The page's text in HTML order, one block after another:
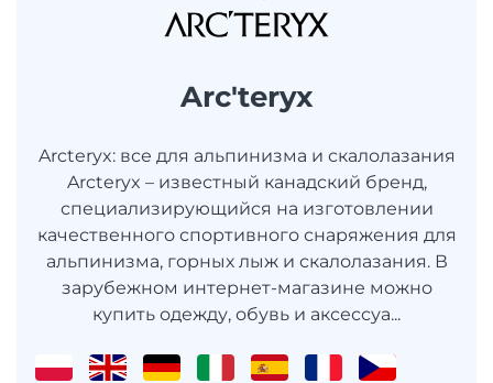
Arc'teryx
Arcteryx: все для альпинизма и скалолазания
Arcteryx – известный канадский бренд,
специализирующийся на изготовлении
качественного спортивного снаряжения для
альпинизма, горных лыж и скалолазания. В
зарубежном интернет-магазине можно
купить одежду, обувь и аксессуа...